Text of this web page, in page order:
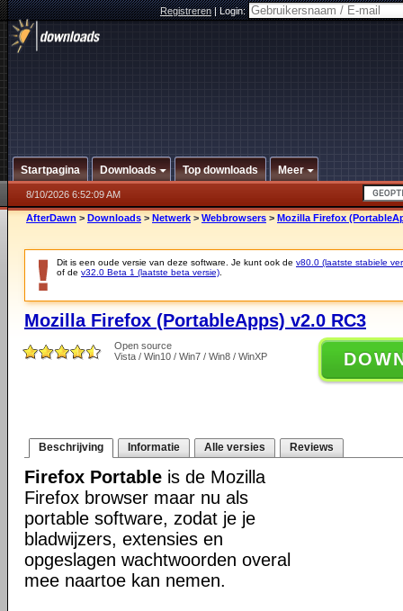
Registreren|Login:
Startpagina Downloads Top downloads Meer
8/10/2026 6:52:09 AM
AfterDawn > Downloads > Netwerk > Webbrowsers > Mozilla Firefox
Dit is een oude versie van deze software. Je kunt ook de v80.0 (laatste stabiele
of de v32.0 Beta 1 (laatste beta versie)
Mozilla Firefox (PortableApps) v2.0 RC3
Open source
Vista / Win10 / Win7 / Win8 / WinXP
Beschrijving Informatie Alle versies Reviews
Firefox Portable is de Mozilla
Firefox browser maar nu als
portable software, zodat je je
bladwijzers, extensies en
opgeslagen wachtwoorden overal
mee naartoe kan nemen.